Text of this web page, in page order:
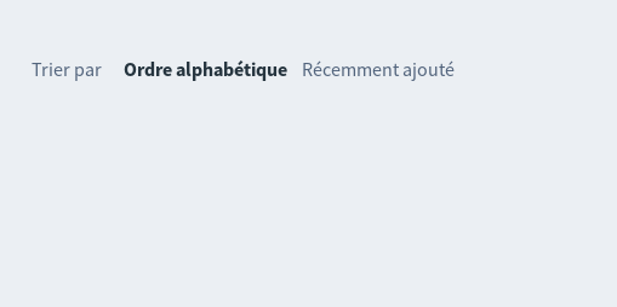
Trier par Ordre alphabétique Récemment ajouté